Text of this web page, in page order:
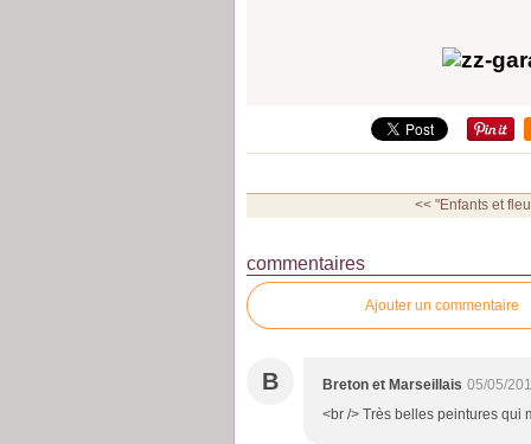
<< "Enfants et
commentaires
Ajouter un commentaire
B Breton et Marseillais 05/05/
<br /> Très belles peintures qui